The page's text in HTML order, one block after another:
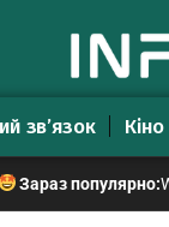
зв’язок
Зараз популярно: